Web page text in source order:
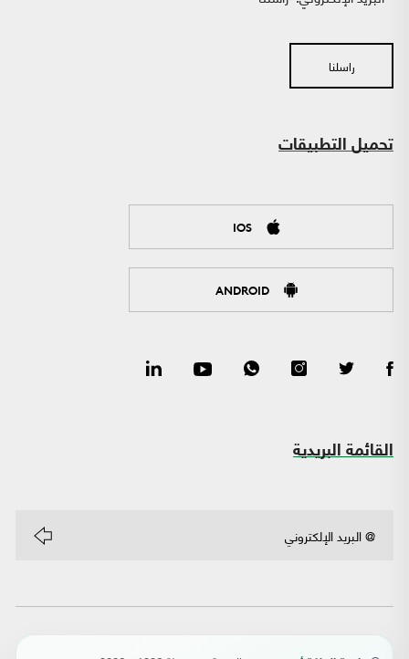
راسلنا
تحميل التطبيقات
IOS
ANDROID
القائمة البريدية